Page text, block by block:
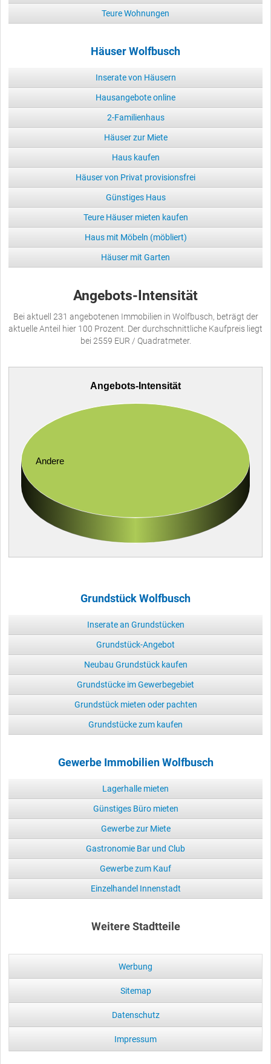
Teure Wohnungen
Häuser Wolfbusch
Inserate von Häusern
Hausangebote online
2-Familienhaus
Häuser zur Miete
Haus kaufen
Häuser von Privat provisionsfrei
Günstiges Haus
Teure Häuser mieten kaufen
Haus mit Möbeln (möbliert)
Häuser mit Garten
Angebots-Intensität
Bei aktuell 231 angebotenen Immobilien in Wolfbusch, beträgt der
aktuelle Anteil hier 100 Prozent. Der durchschnittliche Kaufpreis liegt
bei 2559 EUR / Quadratmeter.
Angebots-Intensität
Andere
Grundstück Wolfbusch
Inserate an Grundstücken
Grundstück-Angebot
Neubau Grundstück kaufen
Grundstücke im Gewerbegebiet
Grundstück mieten oder pachten
Grundstücke zum kaufen
Gewerbe Immobilien Wolfbusch
Lagerhalle mieten
Günstiges Büro mieten
Gewerbe zur Miete
Gastronomie Bar und Club
Gewerbe zum Kauf
Einzelhandel Innenstadt
Weitere Stadtteile
Werbung
Sitemap
Datenschutz
Impressum